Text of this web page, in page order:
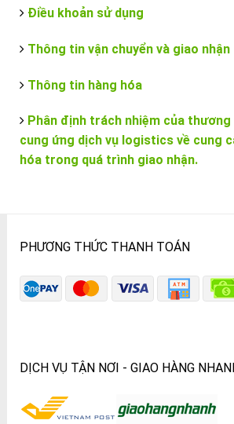
Điều khoản sử dụng
Thông tin vận chuyển và giao nhận
Thông tin hàng hóa
Phân định trách nhiệm của
cung ứng dịch vụ logistics về cung
hóa trong quá trình giao nhận.
PHƯƠNG THỨC THANH TOÁN
DỊCH VỤ TẬN NƠI - GIAO HÀNG